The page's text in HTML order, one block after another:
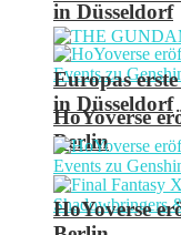
in Düsseldorf
HoYoverse
Berlin
Europas
in Düsseldorf
HoYoverse